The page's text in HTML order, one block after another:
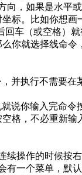
，如果是水平
标。比如你想
回车（或空格
你就选择线命
并执行不需要在
说你输入完命令
格，不必重新输
续操作的时候按
有一个菜单，默